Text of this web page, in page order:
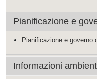
Pianificazione e
Pianificazione e governo
Informazioni